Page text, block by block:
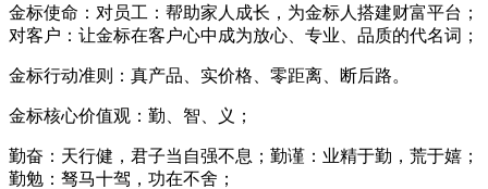
金标使命：对员工：帮助家人成长，为金标人搭建财富平台；
对客户：让金标在客户心中成为放心、专业、品质的代名词；
金标行动准则：真产品、实价格、零距离、断后路。
金标核心价值观：勤、智、义；
勤奋：天行健，君子当自强不息；勤谨：业精于勤，荒于嬉；
勤勉：驽马十驾，功在不舍；